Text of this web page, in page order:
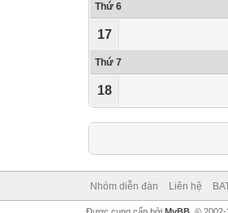
Thứ 6
17
Thứ 7
18
Nhóm diễn đàn Liên hệ